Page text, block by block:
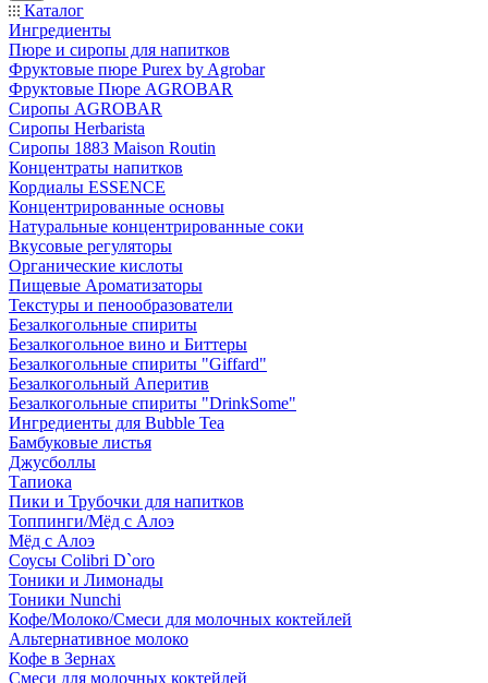
Каталог
Ингредиенты
Пюре и сиропы для напитков
Фруктовые пюре Purex by Agrobar
Фруктовые Пюре AGROBAR
Сиропы AGROBAR
Сиропы Herbarista
Сиропы 1883 Maison Routin
Концентраты напитков
Кордиалы ESSENCE
Концентрированные основы
Натуральные концентрированные соки
Вкусовые регуляторы
Органические кислоты
Пищевые Ароматизаторы
Текстуры и пенообразователи
Безалкогольные спириты
Безалкогольное вино и Биттеры
Безалкогольные спириты "Giffard"
Безалкогольный Аперитив
Безалкогольные спириты "DrinkSome"
Ингредиенты для Bubble Tea
Бамбуковые листья
Джусболлы
Тапиока
Пики и Трубочки для напитков
Топпинги/Мёд с Алоэ
Мёд с Алоэ
Соусы Colibri D`oro
Тоники и Лимонады
Тоники Nunchi
Кофе/Молоко/Смеси для молочных коктейлей
Альтернативное молоко
Кофе в Зернах
Смеси для молочных коктейлей